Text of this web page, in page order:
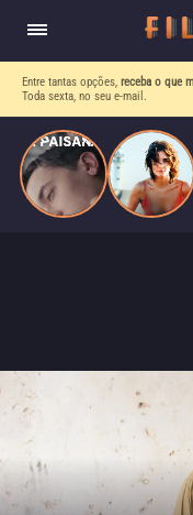
Entre tantas opções, receba o que
Toda sexta, no seu e-mail.
quando se apaixona